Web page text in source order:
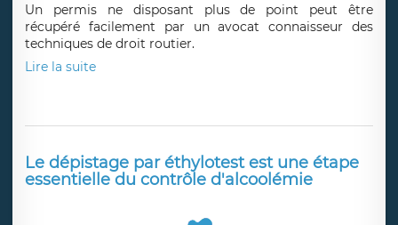
Un permis ne disposant plus de point peut être
récupéré facilement par un avocat connaisseur des
techniques de droit routier.
Lire la suite
Le dépistage par éthylotest est une étape
essentielle du contrôle d'alcoolémie